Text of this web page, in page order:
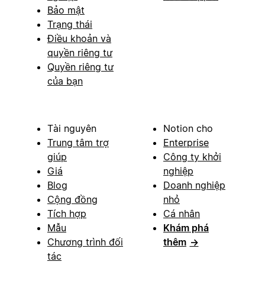
Bảo mật
Trạng thái
Điều khoản và
quyền riêng tư
Quyền riêng tư
của bạn
Tài nguyên
Trung tâm trợ
giúp
Giá
Blog
Cộng đồng
Tích hợp
Mẫu
Chương trình đối
tác
Notion cho
Enterprise
Công ty khởi
nghiệp
Doanh nghiệp
nhỏ
Cá nhân
Khám phá
thêm →